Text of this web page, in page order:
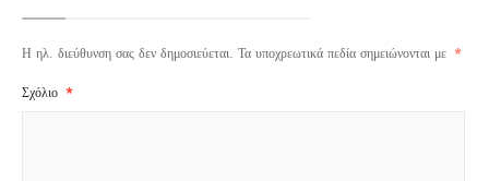
Η ηλ. διεύθυνση σας δεν δημοσιεύεται. Τα υποχρεωτικά πεδία σημειώνονται με *
Σχόλιο *